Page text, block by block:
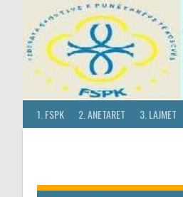
content
1. FSPK 2. ANETARET 3. LAJMET